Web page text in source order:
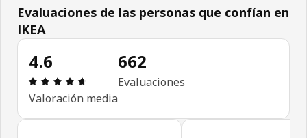
Evaluaciones de las personas que confían en
IKEA
4.6
Reseña: 4.6 de 5 estrellas. Reseñas totales: 662
Valoración media
662
Evaluaciones
Omitir evaluaciones de las personas que confían en IKEA